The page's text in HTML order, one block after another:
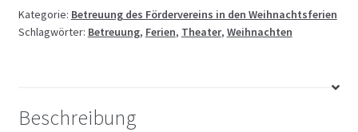
Kategorie: Betreuung des Fördervereins in den Weihnachtsferien
Schlagwörter: Betreuung, Ferien, Theater, Weihnachten
Beschreibung